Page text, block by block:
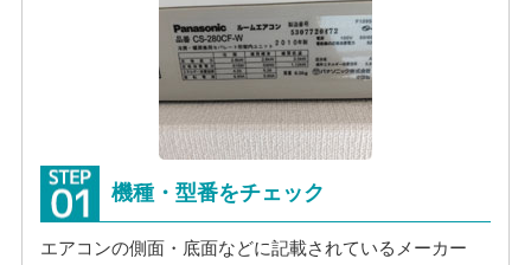
機種・型番をチェック
エアコンの側面・底面などに記載されているメーカー